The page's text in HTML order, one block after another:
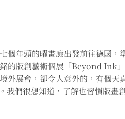
個年頭的曜畫廊出發前往德國
版創藝術個展「Beyond Ink
外展會，卻令人意外的，有個
們很想知道，了解也習慣版畫